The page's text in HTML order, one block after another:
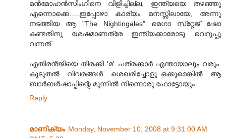
മന്‍മോഹന്‍സിംഗിനെ വിളിച്ചില്ല, ഇന്ത്യയെ തഴഞ്ഞു
എന്നൊക്കെ.....ഇപ്പോഴാ കാര്യം മനസ്സിലായേ, അന്നു
നടത്തിയ ആ "The Nightingales" മെഗാ സ്‌റ്റേജ്‌ ഷോ
കണ്ടതിനു ശേഷമാണത്രേ ഇന്ത്യക്കാരോടു വെറുപ്പു
വന്നത്‌.
എതിരന്‍ജിയെ തിരക്കി 'മ' പത്രക്കാര്‍ എന്തായാലും വരും.
കൂടുതല്‍ വിവരങ്ങള്‍ ശെഖരിച്ചോളൂ..ഒക്കുമെങ്കില്‍ ആ
ബാര്‍ബര്‍ഷാപ്പിന്റെ മുന്നില്‍ നിന്നൊരു ഫോട്ടോയും ..
Reply
മാണിക്യം Monday, November 10, 2008 at 9:31:00 AM